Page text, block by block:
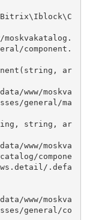
moskvakatalog.
component.
ar
general/ma
string, ar
compone
.defa
general/co